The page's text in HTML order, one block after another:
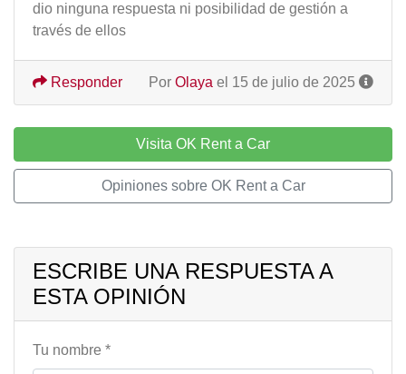
dio ninguna respuesta ni posibilidad de gestión a
través de ellos
Por Olaya el 15 de julio de 2025
Responder
Visita OK Rent a Car
Opiniones sobre OK Rent a Car
ESCRIBE UNA RESPUESTA A
ESTA OPINIÓN
Tu nombre *